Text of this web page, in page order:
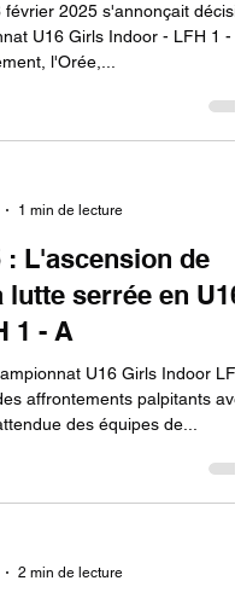
2025 s'annonçait
U16 Girls Indoor - LFH 1 -
l'Orée,...
1 min de lecture
: L'ascension de
serrée en U16
1 - A
U16 Girls Indoor
affrontements palpitants
des équipes de...
2 min de lecture